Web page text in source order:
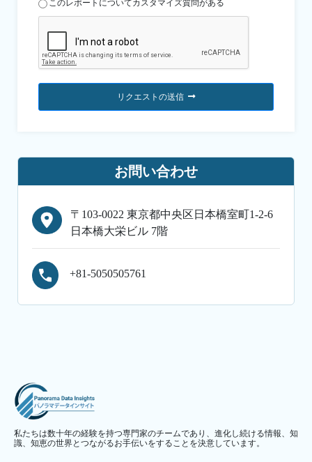
このレポートについてカスタマイズ質問がある
リクエストの送信
お問い合わせ
〒103-0022 東京都中央区日本橋室町1-2-6
日本橋大栄ビル 7階
+81-5050505761
私たちは数十年の経験を持つ専門家のチームであり、進化し続ける情報、知
識、知恵の世界とつながるお手伝いをすることを決意しています。